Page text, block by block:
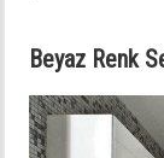
Beyaz Renk